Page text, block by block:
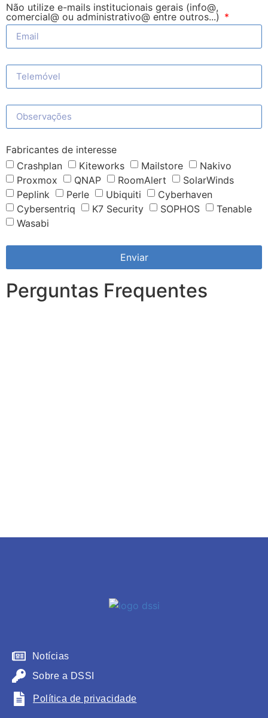
Não utilize e-mails institucionais gerais (info@,
comercial@ ou administrativo@ entre outros...)
Fabricantes de interesse
Crashplan
Kiteworks Mailstore
Nakivo
Proxmox
QNAP RoomAlert
SolarWinds
Peplink
Perle Ubiquiti
Cyberhaven
Cybersentriq
K7 Security SOPHOS
Tenable
Wasabi
Enviar
Perguntas Frequentes
Notícias
Sobre a DSSI
Política de privacidade